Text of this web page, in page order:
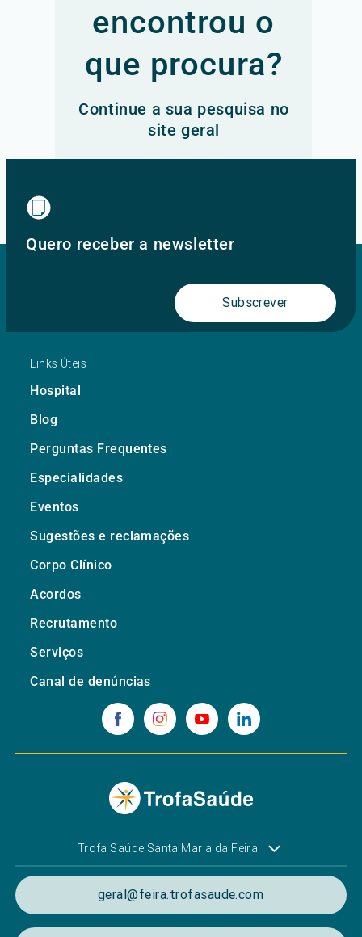
encontrou o
que procura?
Continue a sua pesquisa no
site geral
Quero receber a newsletter
Subscrever
Links Úteis
Hospital
Blog
Perguntas Frequentes
Especialidades
Eventos
Sugestões e reclamações
Corpo Clínico
Acordos
Recrutamento
Serviços
Canal de denúncias
Trofa Saúde Santa Maria da Feira
geral@feira.trofasaude.com